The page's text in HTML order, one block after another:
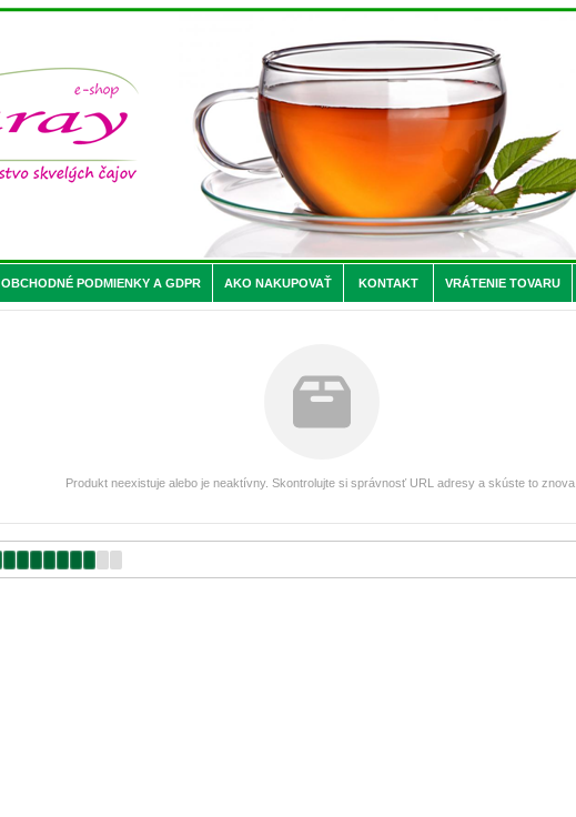
OBCHODNÉ PODMIENKY A GDPR AKO NAKUPOVAŤ KONTAKT VRÁTENIE TOVARU
Produkt neexistuje alebo je neaktívny. Skontrolujte si správnosť URL adresy a skúste to znova.